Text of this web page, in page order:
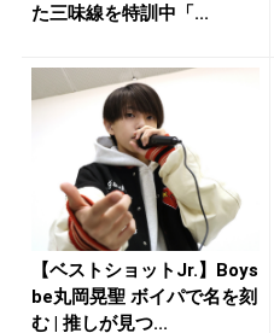
た三味線を特訓中「...
【ベストショットJr.】Boys
be丸岡晃聖 ボイパで名を刻
む | 推しが見つ...